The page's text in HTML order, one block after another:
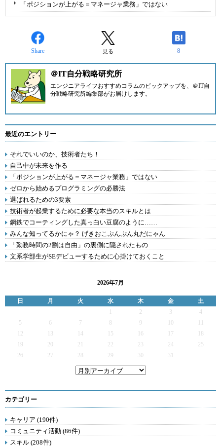
「ポジションが上がる＝マネージャ業務」ではない
Share 見る 8
＠IT自分戦略研究所
エンジニアライフおすすめコラムのピックアップを、 ＠IT自
分戦略研究所編集部がお届けします。
最近のエントリー
それでいいのか、技術者たち！
自己中が未来を作る
「ポジションが上がる＝マネージャ業務」ではない
ゼロから始めるプログラミングの必勝法
選ばれるための3要素
技術者が起業するために必要な本当のスキルとは
鋼鉄でコーティングした真っ白い豆腐のように……
みんな知ってるかにゃ？ げきおこぷんぷん丸だにゃん
「勤務時間の2割は自由」の裏側に隠されたもの
文系学部生がSEデビューするために心掛けておくこと
2026年7月
日 月 火 水 木 金
土
2 3
4
5
6 7 9
12
13 14 15 16 17
19
20 21 22 23 24
25
26
27 28 29 30 31
カテゴリー
キャリア (190件)
コミュニティ活動 (86件)
スキル (208件)